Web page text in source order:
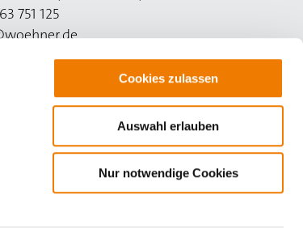
Cookies zulassen
Auswahl erlauben
Nur notwendige Cookies
751 125
Hotline (Deutschland)
751 508